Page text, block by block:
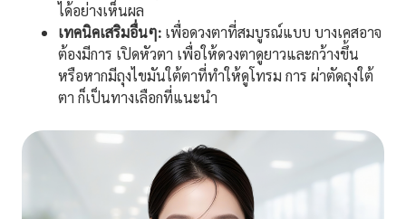
ได้อย่างเห็นผล
เทคนิคเสริมอื่นๆ: เพื่อดวงตาที่สมบูรณ์แบบ บางเคสอาจ
ต้องมีการ เปิดหัวตา เพื่อให้ดวงตาดูยาวและกว้างขึ้น
หรือหากมีถุงไขมันใต้ตาที่ทำให้ดูโทรม การ ผ่าตัดถุงใต้
ตา ก็เป็นทางเลือกที่แนะนำ